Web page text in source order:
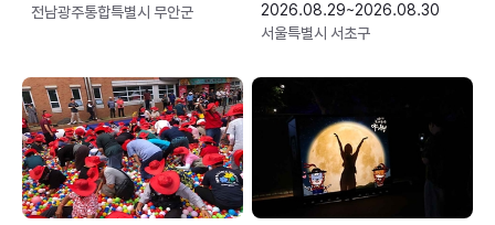
전남광주통합특별시 무안군
2026.08.29~2026.08.30
서울특별시 서초구